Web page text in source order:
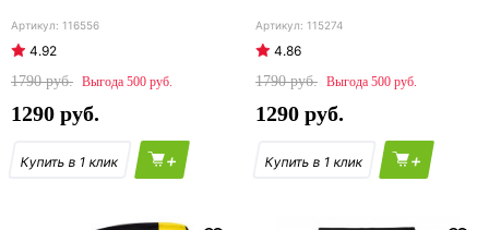
116556
4.92
1790
500
1290
+
115274
4.86
1790
500
1290
+